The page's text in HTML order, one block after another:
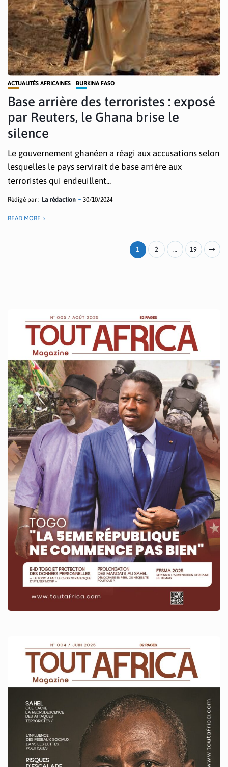
ACTUALITÉS AFRICAINES BURKINA FASO
Base arrière des terroristes : exposé
par Reuters, le Ghana brise le
silence
Le gouvernement ghanéen a réagi aux accusations selon
lesquelles le pays servirait de base arrière aux
terroristes qui endeuillent...
Rédigé par : La rédaction 30/10/2024
READ MORE
1 2 … 19